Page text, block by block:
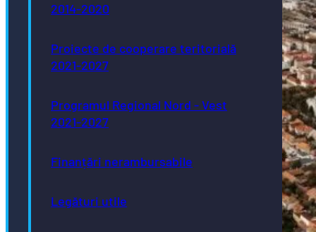
2014-2020
Proiecte de cooperare teritorială
2021-2027
Programul Regional Nord - Vest
2021-2027
Finanțări nerambursabile
Legături utile